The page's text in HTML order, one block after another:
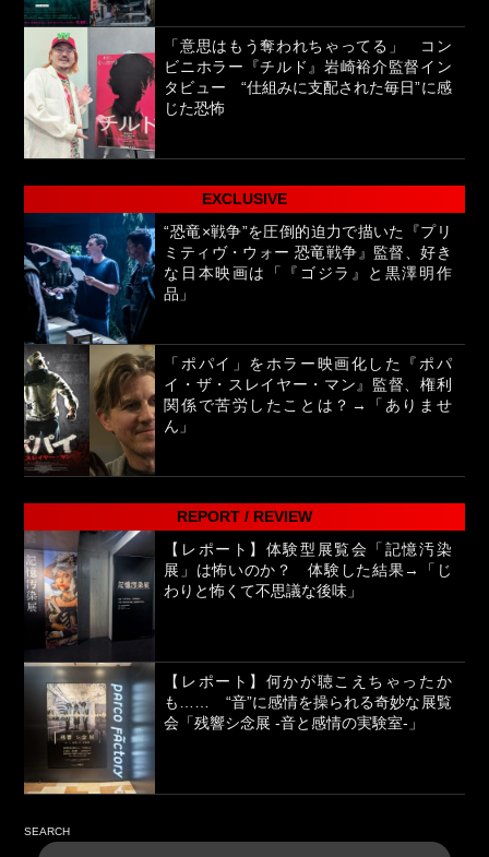
「意思はもう奪われちゃってる」 コン
ビニホラー『チルド』岩崎裕介監督イン
タビュー “仕組みに支配された毎日”に感
じた恐怖
EXCLUSIVE
“恐竜×戦争”を圧倒的迫力で描いた『プリ
ミティヴ・ウォー 恐竜戦争』監督、好き
な日本映画は「『ゴジラ』と黒澤明作
品」
「ポパイ」をホラー映画化した『ポパ
イ・ザ・スレイヤー・マン』監督、権利
関係で苦労したことは？→「ありませ
ん」
REPORT / REVIEW
【レポート】体験型展覧会「記憶汚染
展」は怖いのか？ 体験した結果→「じ
わりと怖くて不思議な後味」
【レポート】何かが聴こえちゃったか
も…… “音”に感情を操られる奇妙な展覧
会「残響シ念展 -⾳と感情の実験室-」
SEARCH